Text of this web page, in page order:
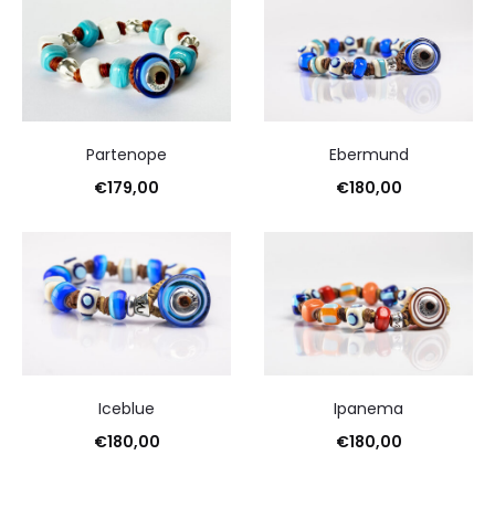
Ordina
in
base
al
Partenope
€179,00
Ebermund
€180,00
Iceblue
€180,00
Ipanema
€180,00